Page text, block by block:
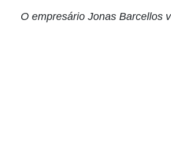
O empresário Jonas Barcellos